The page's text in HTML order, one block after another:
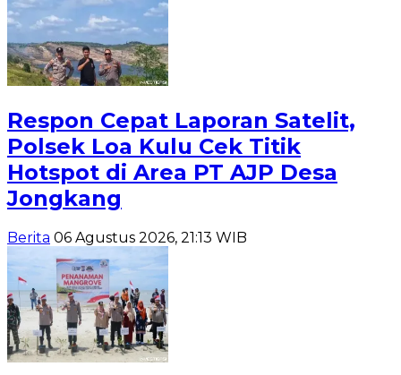
Respon Cepat Laporan Satelit,
Polsek Loa Kulu Cek Titik
Hotspot di Area PT AJP Desa
Jongkang
Berita 06 Agustus 2026, 21:13 WIB